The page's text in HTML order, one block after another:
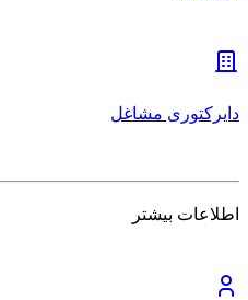
دایرکتوری مشاغل
اطلاعات بیشتر